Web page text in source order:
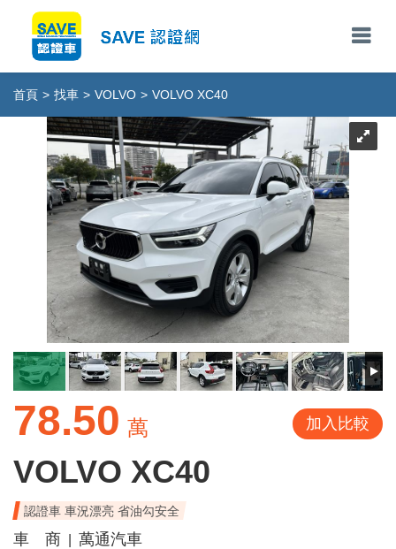
首頁 > 找車 > VOLVO > VOLVO XC40
78.50 萬 加入比較
VOLVO XC40
認證車 車況漂亮 省油勾安全
車 商
萬通汽車